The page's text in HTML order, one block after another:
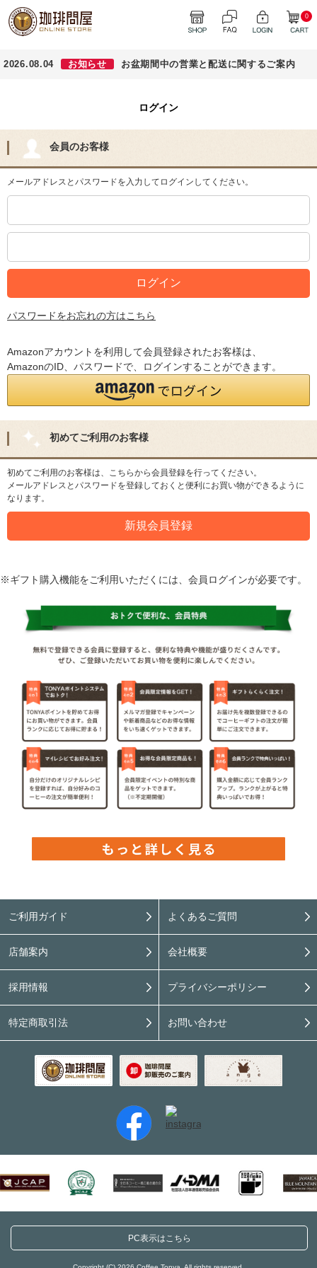
0
2026.08.04 お知らせ お盆期間中の営業と配送に関するご案内
ログイン
会員のお客様
メールアドレスとパスワードを入力してログインしてください。
パスワードをお忘れの方はこちら
Amazonアカウントを利用して会員登録されたお客様は、
AmazonのID、パスワードで、ログインすることができます。
初めてご利用のお客様
初めてご利用のお客様は、こちらから会員登録を行ってください。
メールアドレスとパスワードを登録しておくと便利にお買い物ができるように
なります。
※ギフト購入機能をご利用いただくには、会員ログインが必要です。
ご利用ガイド よくあるご質問
店舗案内 会社概要
採用情報 プライバシーポリシー
特定商取引法 お問い合わせ
PC表示はこちら